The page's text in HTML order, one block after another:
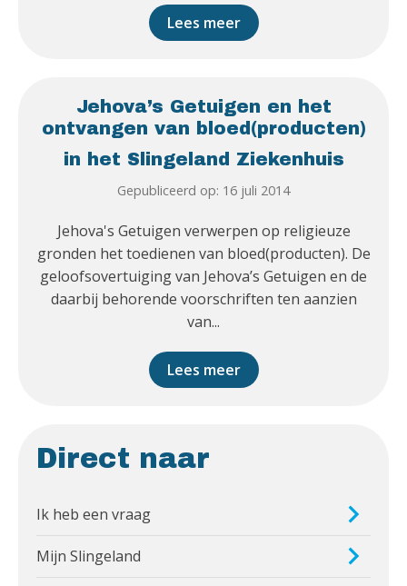
Lees meer
Jehova’s Getuigen en het
ontvangen van bloed(producten)
in het Slingeland Ziekenhuis
Gepubliceerd op: 16 juli 2014
Jehova's Getuigen verwerpen op religieuze
gronden het toedienen van bloed(producten). De
geloofsovertuiging van Jehova’s Getuigen en de
daarbij behorende voorschriften ten aanzien
van...
Lees meer
Direct naar
Ik heb een vraag
Mijn Slingeland